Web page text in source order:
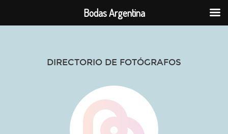
DIRECTORIO DE FOTÓGRAFOS
Bodas Argentina